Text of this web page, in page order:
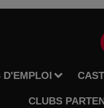
D'EMPLOI
CLUBS